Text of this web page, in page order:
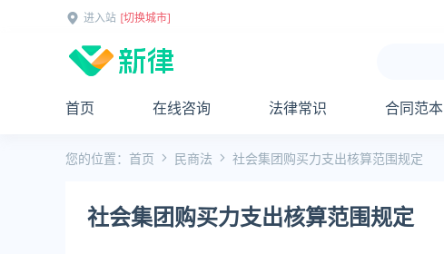
进入站 [切换城市]
首页 在线咨询 法律常识 合同范本
您的位置： 首页 民商法 社会集团购买力支出核算范围规定
社会集团购买力支出核算范围规定